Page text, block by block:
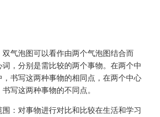
气泡图可以看作由两个气泡图结合而
，分别是需比较的两个事物。在两个中
书写这两种事物的相同点，在两个中心
写这两种事物的不同点。
：对事物进行对比和比较在生活和学习